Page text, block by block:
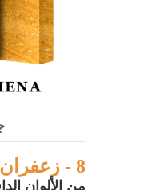
8 - زعفران فلاور:
من الألوان